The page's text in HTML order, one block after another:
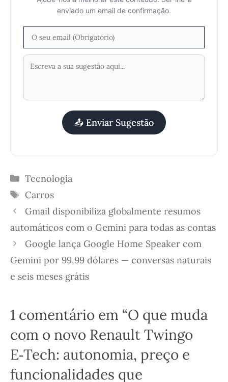
enviado um email de confirmação.
📤 Enviar Sugestão
Categorias
Tecnologia
Etiquetas
Carros
Gmail disponibiliza globalmente resumos
automáticos com o Gemini para todas as contas
Google lança Google Home Speaker com
Gemini por 99,99 dólares — conversas naturais
e seis meses grátis
1 comentário em “O que muda
com o novo Renault Twingo
E‑Tech: autonomia, preço e
funcionalidades que